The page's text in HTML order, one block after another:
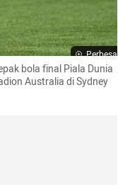
Perbesar
bola final Piala Dunia
Australia di Sydney